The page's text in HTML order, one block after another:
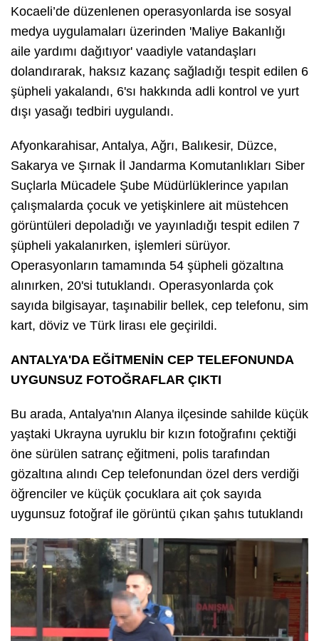
Kocaeli’de düzenlenen operasyonlarda ise sosyal
medya uygulamaları üzerinden 'Maliye Bakanlığı
aile yardımı dağıtıyor' vaadiyle vatandaşları
dolandırarak, haksız kazanç sağladığı tespit edilen 6
şüpheli yakalandı, 6'sı hakkında adli kontrol ve yurt
dışı yasağı tedbiri uygulandı.
Afyonkarahisar, Antalya, Ağrı, Balıkesir, Düzce,
Sakarya ve Şırnak İl Jandarma Komutanlıkları Siber
Suçlarla Mücadele Şube Müdürlüklerince yapılan
çalışmalarda çocuk ve yetişkinlere ait müstehcen
görüntüleri depoladığı ve yayınladığı tespit edilen 7
şüpheli yakalanırken, işlemleri sürüyor.
Operasyonların tamamında 54 şüpheli gözaltına
alınırken, 20'si tutuklandı. Operasyonlarda çok
sayıda bilgisayar, taşınabilir bellek, cep telefonu, sim
kart, döviz ve Türk lirası ele geçirildi.
ANTALYA'DA EĞİTMENİN CEP TELEFONUNDA
UYGUNSUZ FOTOĞRAFLAR ÇIKTI
Bu arada, Antalya'nın Alanya ilçesinde sahilde küçük
yaştaki Ukrayna uyruklu bir kızın fotoğrafını çektiği
öne sürülen satranç eğitmeni, polis tarafından
gözaltına alındı Cep telefonundan özel ders verdiği
öğrenciler ve küçük çocuklara ait çok sayıda
uygunsuz fotoğraf ile görüntü çıkan şahıs tutuklandı